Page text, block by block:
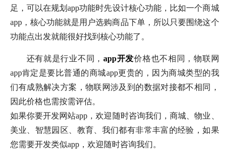
足，可以在规划app功能时先设计核心功能，比如一个商城
app，核心功能就是用户选购商品下单，所以只要围绕这个
功能点出发就能很好找到核心功能了。
还有就是行业不同， app开发价格也不相同，物联网
app肯定是要比普通的商城app更贵的，因为商城类型的我
们有成熟解决方案，物联网涉及到的数据对接都不相同，
因此价格也需按需评估。
如果你要开发网站app，欢迎随时咨询我们，商城、物业、
美业、智慧园区、教育、我们都有非常丰富的经验，如果
您需要开发类似app，欢迎随时咨询我们。